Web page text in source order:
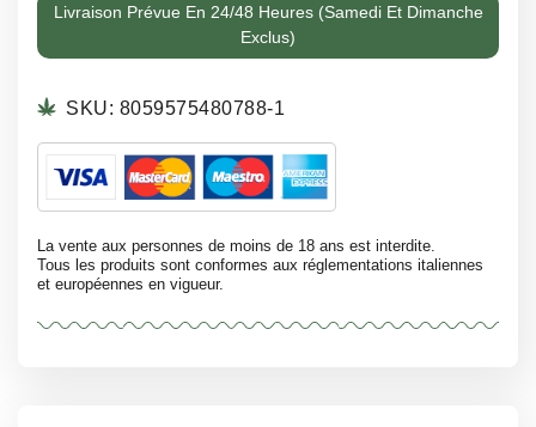
Livraison Prévue En 24/48 Heures (samedi Et Dimanche
Exclus)
SKU: 8059575480788-1
La vente aux personnes de moins de 18 ans est interdite.
Tous les produits sont conformes aux réglementations italiennes
et européennes en vigueur.